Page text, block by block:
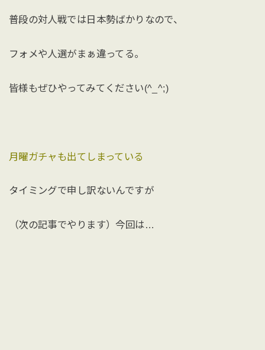
普段の対人戦では日本勢ばかりなので、
フォメや人選がまぁ違ってる。
皆様もぜひやってみてください(^_^;)
月曜ガチャも出てしまっている
タイミングで申し訳ないんですが
（次の記事でやります）今回は…